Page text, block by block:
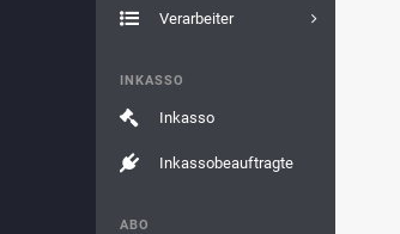
Verarbeiter
INKASSO
Inkasso
Inkassobeauftragte
ABO